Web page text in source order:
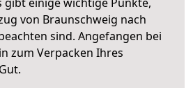
von Braunschweig nach
sind. Angefangen bei
zum Verpacken Ihres